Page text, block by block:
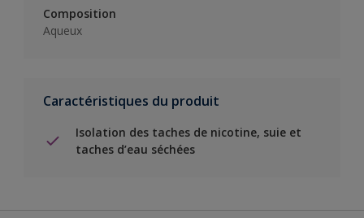
Composition
Aqueux
Caractéristiques du produit
Isolation des taches de nicotine, suie et
taches d’eau séchées